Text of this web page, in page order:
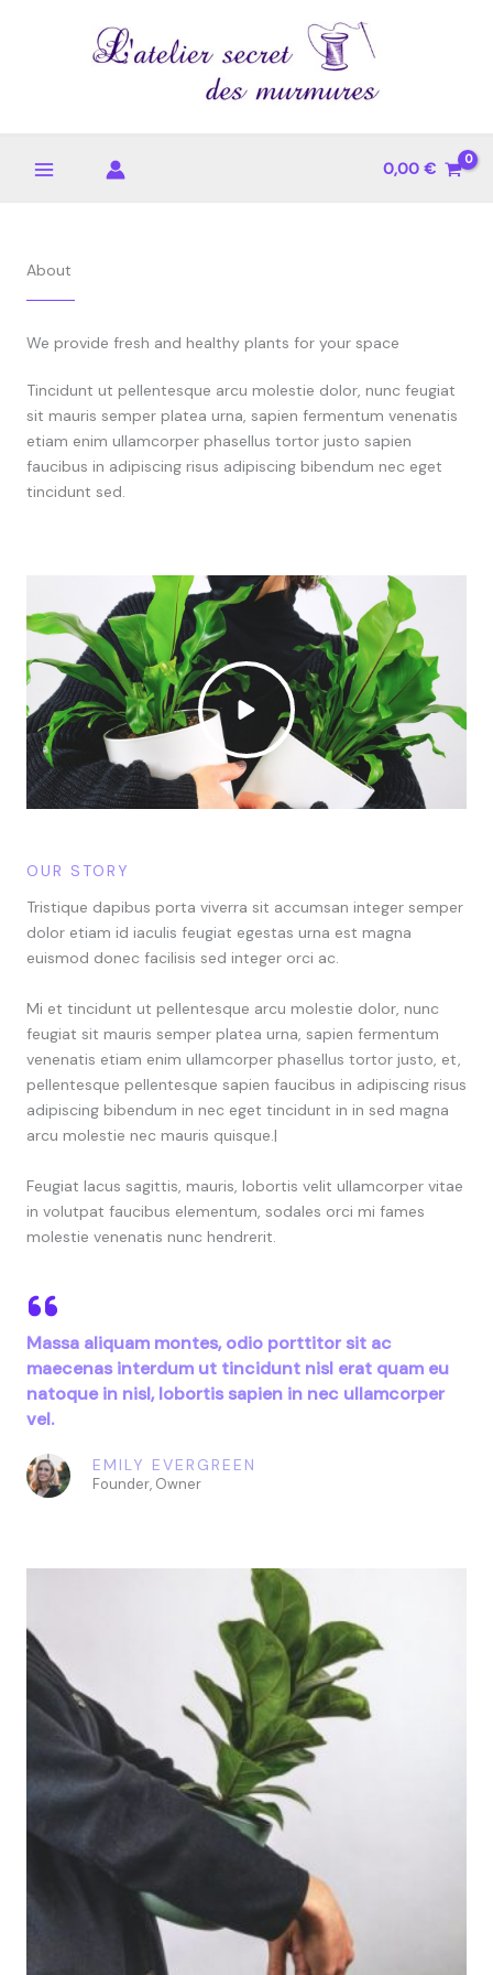
0,00€
About
We provide fresh and healthy plants for your space
Tincidunt ut pellentesque arcu molestie dolor, nunc feugiat
sit mauris semper platea urna, sapien fermentum venenatis
etiam enim ullamcorper phasellus tortor justo sapien
faucibus in adipiscing risus adipiscing bibendum nec eget
tincidunt sed.
OUR STORY
Tristique dapibus porta viverra sit accumsan integer semper
dolor etiam id iaculis feugiat egestas urna est magna
euismod donec facilisis sed integer orci ac.
Mi et tincidunt ut pellentesque arcu molestie dolor, nunc
feugiat sit mauris semper platea urna, sapien fermentum
venenatis etiam enim ullamcorper phasellus tortor justo, et,
pellentesque pellentesque sapien faucibus in adipiscing risus
adipiscing bibendum in nec eget tincidunt in in sed magna
arcu molestie nec mauris quisque.|
Feugiat lacus sagittis, mauris, lobortis velit ullamcorper vitae
in volutpat faucibus elementum, sodales orci mi fames
molestie venenatis nunc hendrerit.
Massa aliquam montes, odio porttitor sit ac
maecenas interdum ut tincidunt nisl erat quam eu
natoque in nisl, lobortis sapien in nec ullamcorper
vel.
EMILY EVERGREEN
Founder, Owner